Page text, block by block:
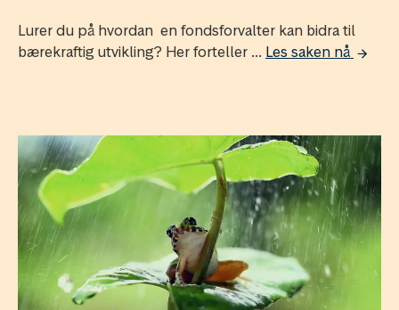
Lurer du på hvordan en fondsforvalter kan bidra til
bærekraftig utvikling? Her forteller ... Les saken nå